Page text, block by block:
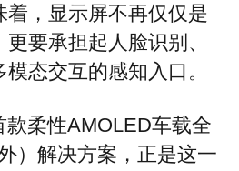
，显示屏不再仅仅是
要承担起人脸识别、
态交互的感知入口。
款柔性AMOLED车载全
）解决方案，正是这一